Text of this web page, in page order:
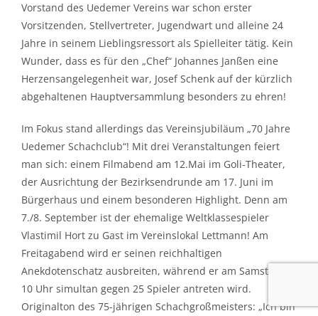
Vorstand des Uedemer Vereins war schon erster
Vorsitzenden, Stellvertreter, Jugendwart und alleine 24
Jahre in seinem Lieblingsressort als Spielleiter tätig. Kein
Wunder, dass es für den „Chef“ Johannes Janßen eine
Herzensangelegenheit war, Josef Schenk auf der kürzlich
abgehaltenen Hauptversammlung besonders zu ehren!
Im Fokus stand allerdings das Vereinsjubiläum „70 Jahre
Uedemer Schachclub“! Mit drei Veranstaltungen feiert
man sich: einem Filmabend am 12.Mai im Goli-Theater,
der Ausrichtung der Bezirksendrunde am 17. Juni im
Bürgerhaus und einem besonderen Highlight. Denn am
7./8. September ist der ehemalige Weltklassespieler
Vlastimil Hort zu Gast im Vereinslokal Lettmann! Am
Freitagabend wird er seinen reichhaltigen
Anekdotenschatz ausbreiten, während er am Samstag ab
10 Uhr simultan gegen 25 Spieler antreten wird.
Originalton des 75-jährigen Schachgroßmeisters: „Ich bin